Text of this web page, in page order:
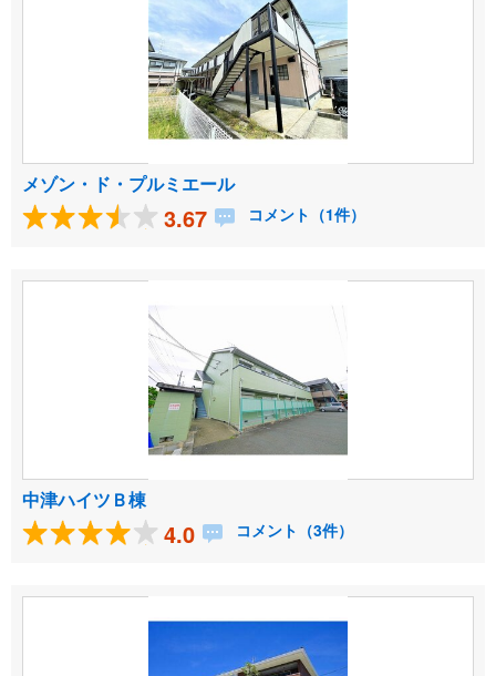
メゾン・ド・プルミエール
3.67 コメント（1件）
中津ハイツＢ棟
4.0 コメント（3件）